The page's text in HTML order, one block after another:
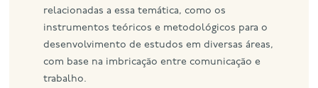
relacionadas a essa temática, como os
instrumentos teóricos e metodológicos para o
desenvolvimento de estudos em diversas áreas,
com base na imbricação entre comunicação e
trabalho.